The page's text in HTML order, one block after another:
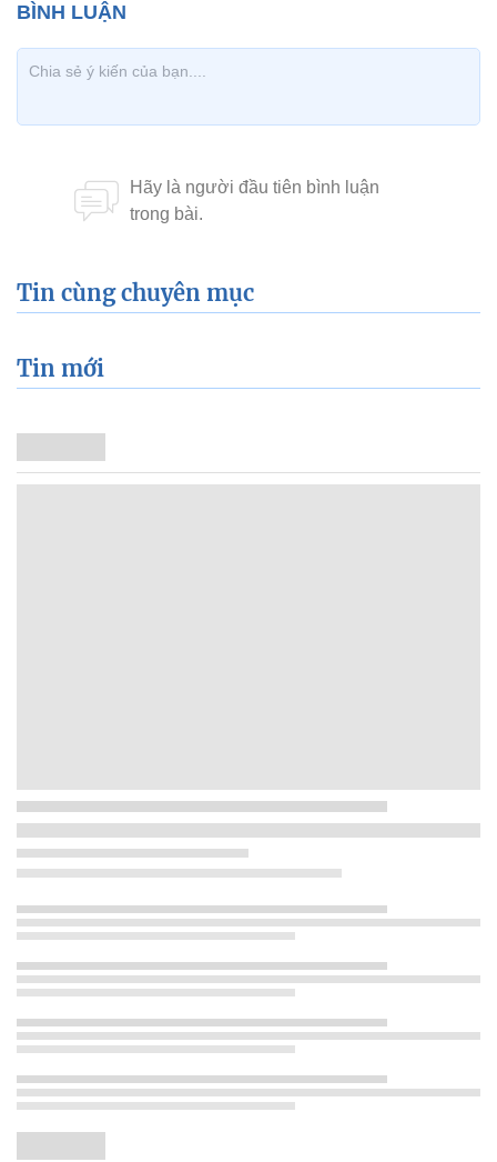
Tin cùng chuyên mục
Tin mới